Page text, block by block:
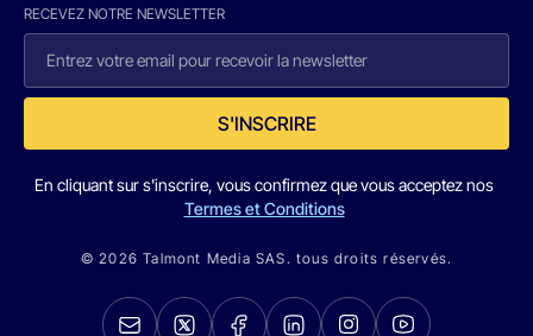
RECEVEZ NOTRE NEWSLETTER
S'INSCRIRE
En cliquant sur s'inscrire, vous confirmez que vous acceptez nos
Termes et Conditions
© 2026 Talmont Media SAS. tous droits réservés.